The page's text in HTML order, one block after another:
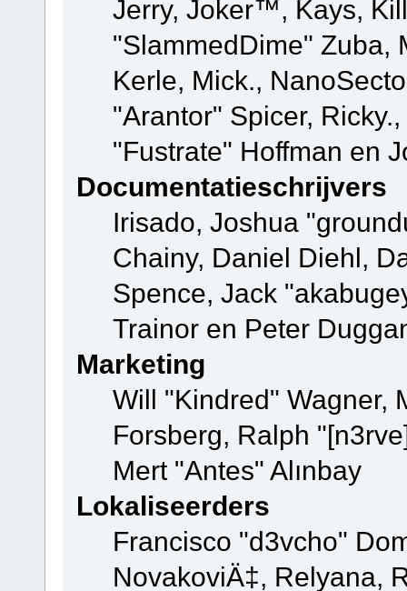
Jerry, Joker™, Kays,
"SlammedDime" Zuba,
Kerle, Mick.,
"Arantor" Spicer,
"Fustrate" Hoffman en
Documentatieschrijvers
Irisado, Joshua
Chainy, Daniel Diehl,
Spence, Jack
Trainor en Peter
Marketing
Will "Kindred" Wagner,
Forsberg, Ralph
Mert "Antes" Alınbay
Lokaliseerders
Francisco "d3vcho"
NovakoviÄ‡, Relyana,